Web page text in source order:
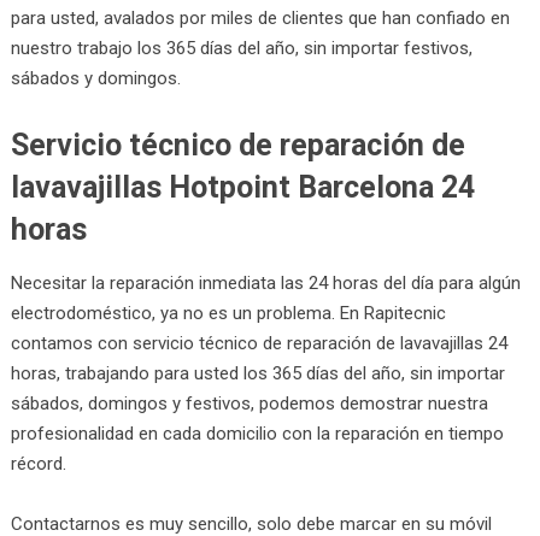
para usted, avalados por miles de clientes que han confiado en
nuestro trabajo los 365 días del año, sin importar festivos,
sábados y domingos.
Servicio técnico de reparación de
lavavajillas Hotpoint Barcelona 24
horas
Necesitar la reparación inmediata las 24 horas del día para algún
electrodoméstico, ya no es un problema. En Rapitecnic
contamos con servicio técnico de reparación de lavavajillas 24
horas, trabajando para usted los 365 días del año, sin importar
sábados, domingos y festivos, podemos demostrar nuestra
profesionalidad en cada domicilio con la reparación en tiempo
récord.
Contactarnos es muy sencillo, solo debe marcar en su móvil